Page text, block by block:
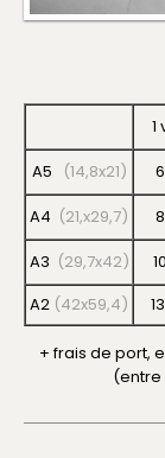
1
A5
(14,8x21)
A4 (21,x29,7)
A3 (29,7x42)
A2 (42x59,4)
+ frais de port,
(entre